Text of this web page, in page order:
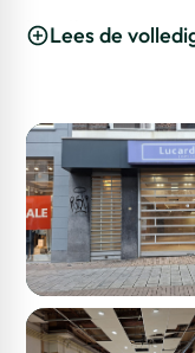
Locatie
De winkelruimte
ketens gevestigd,
Uffelen Mode,
object ligt in één
Gorinchemse
Gorinchem door
vestingstad van
Gorinchem sinds
het UNESCO
Lees de